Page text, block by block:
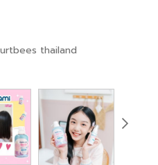
thailand